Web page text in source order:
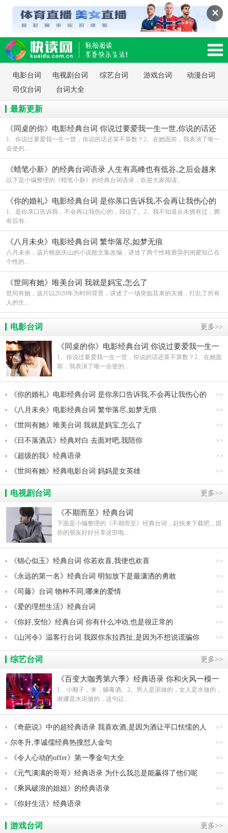
✕
读网-轻松阅读,快乐生活移动版
电影台词 电视剧台词 综艺台词 游戏台词
动漫台词
司仪台词
台词大全
最新更新
《同桌的你》电影经典台词 你说过要爱我一生一世,你说的话还
算不算数?
1、你说过要爱我一生一世，你说的话还算不算数？2、在她面前，我表演了唯一
会使的...
《蜡笔小新》的经典台词语录 人生有高峰也有低谷,之后会越来
越好
以下是小编整理的《蜡笔小新》的经典台词语录，欢迎大家阅读。
《你的婚礼》电影经典台词 是你亲口告诉我,不会再让我伤心的
1、是你亲口告诉我，不会再让我伤心的，我信了。2、我不知道从未拥有过，拥
有后有...
《八月未央》电影经典台词 繁华落尽,如梦无痕
八月未央，该片根据庆山的小说散文集改编，讲述了两个性格迥异的闺蜜知己在
个性的...
《世间有她》唯美台词 我就是妈宝,怎么了
世间有她，该片以2020年为时间背景，讲述了一场突如其来的灾难，打乱了所有
人的生...
更多>>
电影台词
《同桌的你》电影经典台词 你说过要爱我一生一
世,你说的话还算不算数?
1、你说过要爱我一生一世，你说的话还算不算数？2、在她面
前，我表演了唯一会使的...
>>
《你的婚礼》电影经典台词 是你亲口告诉我,不会再让我伤心的
>>
《八月未央》电影经典台词 繁华落尽,如梦无痕
>>
《世间有她》唯美台词 我就是妈宝,怎么了
>>
《日不落酒店》经典对白 去面对吧,我陪你
>>
《超级的我》经典语录
>>
《世间有她》经典电影台词 妈妈是女英雄
更多>>
电视剧台词
《不期而至》经典台词
下面是小编整理的《不期而至》经典台词，赶快来下载吧，跟
你的朋友好好分享这部电...
>>
《锦心似玉》经典台词 你若欢喜,我便也欢喜
>>
《永远的第一名》经典台词 明知放下是最潇洒的勇敢
>>
《司藤》台词 物种不同,哪来的爱情
>>
《爱的理想生活》经典台词
>>
《你好,安怡》经典台词 你有什么冲动,也是很正常的
>>
《山河令》温客行台词 我跟你东拉西扯,是因为不想说谎骗你
更多>>
综艺台词
《百变大咖秀第六季》经典语录 你和火风一模一
样
1、小顺子，来，赐毒酒。2、男人是泥做的，女人是水做的，
谢娜是水泥做的，这句让...
>>
《奇葩说》中的超经典语录 我喜欢酒,是因为酒让平口怯懦的人
勇敢
>>
尔冬升,李诚儒经典热搜怼人金句
>>
《令人心动的offer》第一季金句大全
>>
《元气满满的哥哥》经典语录 为什么我总是能赢得了他们呢
>>
《乘风破浪的姐姐》的经典语录
>>
《你好生活》经典语录
更多>>
游戏台词